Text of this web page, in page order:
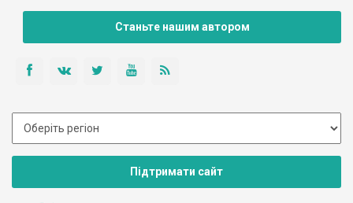
Станьте нашим автором
Підтримати сайт